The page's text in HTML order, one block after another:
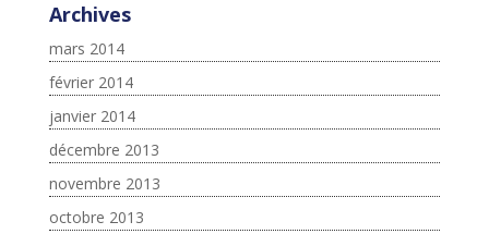
Archives
mars 2014
février 2014
janvier 2014
décembre 2013
novembre 2013
octobre 2013